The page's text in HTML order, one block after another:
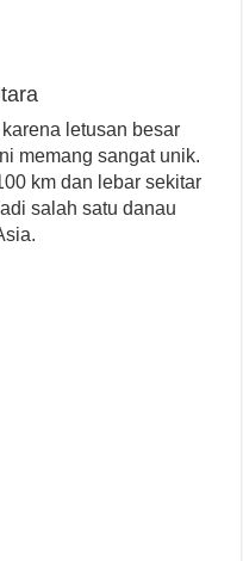
letusan besar
memang sangat unik.
km dan lebar sekitar
salah satu danau